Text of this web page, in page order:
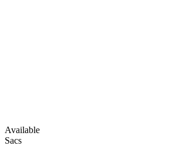
Available
Sacs